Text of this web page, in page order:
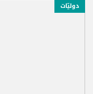
دوليّات